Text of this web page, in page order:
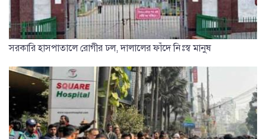
সরকারি হাসপাতালে রোগীর ঢল, দালালের ফাঁদে নিঃস্ব মানুষ